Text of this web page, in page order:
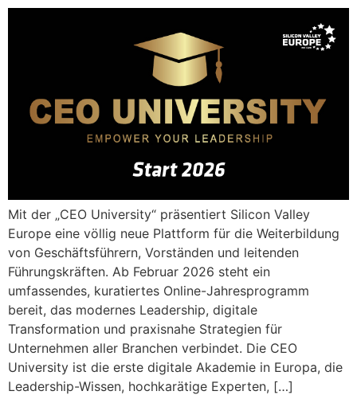
Mit der „CEO University“ präsentiert Silicon Valley
Europe eine völlig neue Plattform für die Weiterbildung
von Geschäftsführern, Vorständen und leitenden
Führungskräften. Ab Februar 2026 steht ein
umfassendes, kuratiertes Online-Jahresprogramm
bereit, das modernes Leadership, digitale
Transformation und praxisnahe Strategien für
Unternehmen aller Branchen verbindet. Die CEO
University ist die erste digitale Akademie in Europa, die
Leadership-Wissen, hochkarätige Experten, […]